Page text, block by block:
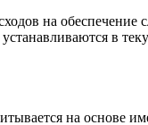
на обеспечение
в
на основе